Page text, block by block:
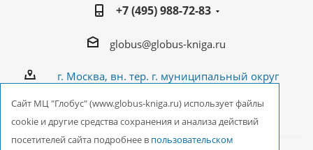
+7 (495) 988-72-83
globus@globus-kniga.ru
г. Москва, вн. тер. г. муниципальный округ
Cайт МЦ "Глобус" (www.globus-kniga.ru) использует файлы
cookie и другие средства сохранения и анализа действий
посетителей сайта подробнее в пользовательском